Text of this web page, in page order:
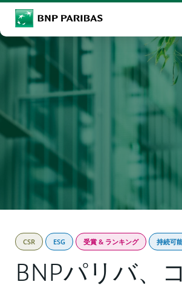
BNP Paribas
検索ワードを入力
検索
CSR ESG 受賞 & ランキング 持続可
BNPパリバ、